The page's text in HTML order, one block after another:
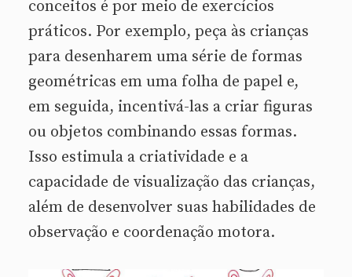
conceitos é por meio de exercícios
práticos. Por exemplo, peça às crianças
para desenharem uma série de formas
geométricas em uma folha de papel e,
em seguida, incentivá-las a criar figuras
ou objetos combinando essas formas.
Isso estimula a criatividade e a
capacidade de visualização das crianças,
além de desenvolver suas habilidades de
observação e coordenação motora.